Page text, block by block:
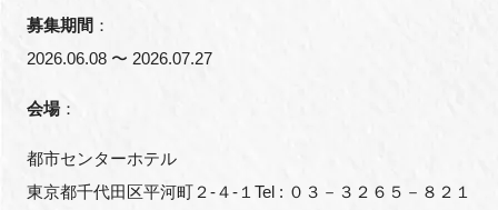
募集期間 ：
2026.06.08 〜 2026.07.27
会場：
都市センターホテル
東京都千代田区平河町２-４-１Tel : ０３－３２６５－８２１